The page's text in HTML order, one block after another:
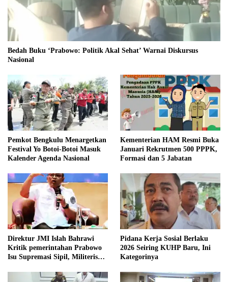
Bedah Buku ‘Prabowo: Politik Akal Sehat’ Warnai Diskursus
Nasional
Pemkot Bengkulu Menargetkan
Festival Yo Botoi-Botoi Masuk
Kalender Agenda Nasional
Kementerian HAM Resmi Buka
Januari Rekrutmen 500 PPPK,
Formasi dan 5 Jabatan
Direktur JMI Islah Bahrawi
Kritik pemerintahan Prabowo
Isu Supremasi Sipil, Militerisasi,
Pidana Kerja Sosial Berlaku
2026 Seiring KUHP Baru, Ini
Kategorinya